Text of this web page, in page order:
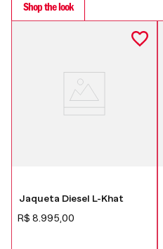
Shop the look
Jaqueta Diesel L-Khat
R$ 8 995 00